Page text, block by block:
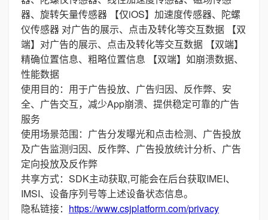
器、旋转矢量传感器 【仅iOS】加速度传感器、陀螺
仪传感器 对广告的展示、点击及转化等交互数据 【双
端】对广告的展示、点击及转化等交互数据 【双端】
精确位置信息、粗略位置信息 【双端】如崩溃数据、
性能数据
使用目的：用于广告投放、广告归因、反作弊、安
全、广告交互，减少App崩溃、提供稳定可靠的广告
服务
使用场景范围：广告分发曝光和点击检测、广告投放
及广告监测归因、反作弊、广告投放统计分析、广告
定向投放及反作弊
共享方式：SDK主动获取,可能会在后台获取IMEI、
IMSI、设备序列号等上述设备状态信息。
隐私链接： https://www.csjplatform.com/privacy